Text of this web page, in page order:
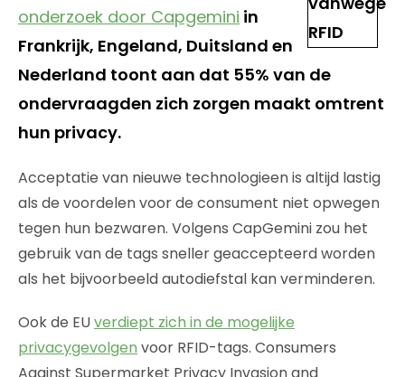
onderzoek door Capgemini in
Frankrijk, Engeland, Duitsland en
Nederland toont aan dat 55% van de
ondervraagden zich zorgen maakt omtrent
hun privacy.
Acceptatie van nieuwe technologieen is altijd lastig
als de voordelen voor de consument niet opwegen
tegen hun bezwaren. Volgens CapGemini zou het
gebruik van de tags sneller geaccepteerd worden
als het bijvoorbeeld autodiefstal kan verminderen.
Ook de EUverdiept zich in de mogelijke
privacygevolgen voor RFID-tags. Consumers
Against Supermarket Privacy Invasion and